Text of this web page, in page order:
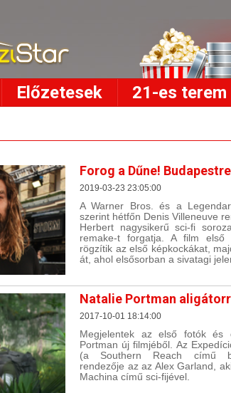
Előzetesek 21-es terem
Forog a Dűne!
2019-03-23 23:05:00
A Warner Bros. és a
szerint hétfőn Denis Villeneuve
Herbert nagysikerű sci-fi
remake-t forgatja. A film első
rögzítik az első képkockákat,
át, ahol elsősorban a sivatagi
Natalie Portman
2017-10-01 18:14:00
Megjelentek az első fotók és
Portman új filmjéből. Az
(a Southern Reach című
rendezője az az Alex Garland,
Machina című sci-fijével.